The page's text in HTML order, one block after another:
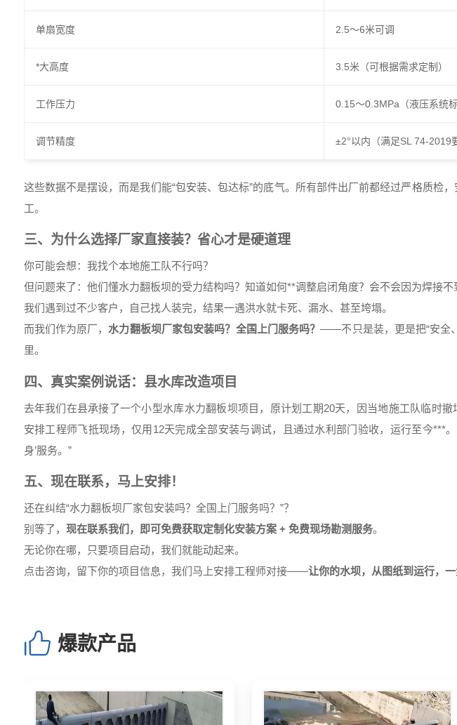
单扇宽度 2.5～6米可调
*大高度 3.5米（可根据需求定制）
工作压力 0.15～0.3MPa（液压系统标
调节精度 ±2°以内（满足SL 74-2019
这些数据不是摆设，而是我们能“包安装、包达标”的底气。所有部件出厂前都经过严格质检
工。
三、为什么选择厂家直接装？省心才是硬道理
你可能会想：我找个本地施工队不行吗？
但问题来了：他们懂水力翻板坝的受力结构吗？知道如何**调整启闭角度？会不会因为焊接不
我们遇到过不少客户，自己找人装完，结果一遇洪水就卡死、漏水、甚至垮塌。
而我们作为原厂， 水力翻板坝厂家包安装吗？全国上门服务吗？——不只是装，更是把“安全
里。
四、真实案例说话：县水库改造项目
去年我们在县承接了一个小型水库水力翻板坝项目，原计划工期20天，因当地施工队临时
安排工程师飞抵现场，仅用12天完成全部安装与调试，且通过水利部门验收，运行至今***
身’服务。”
五、现在联系，马上安排！
还在纠结“水力翻板坝厂家包安装吗？全国上门服务吗？”？
别等了， 现在联系我们，即可免费获取定制化安装方案 + 免费现场勘测服务。
无论你在哪，只要项目启动，我们就能动起来。
点击咨询，留下你的项目信息，我们马上安排工程师对接——让你的水坝，从图纸到运行，一
爆款产品